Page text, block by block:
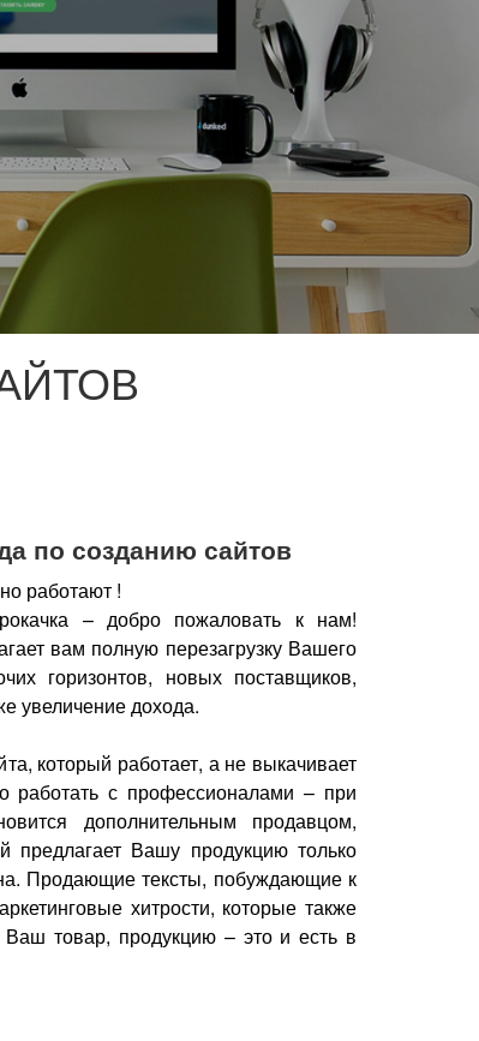
по созданию сайтов
работают !
– добро пожаловать к нам!
вам полную перезагрузку Вашего
горизонтов, новых поставщиков,
увеличение дохода.
который работает, а не выкачивает
работать с профессионалами – при
дополнительным продавцом,
предлагает Вашу продукцию только
Продающие тексты, побуждающие к
хитрости, которые также
Ваш товар, продукцию – это и есть в